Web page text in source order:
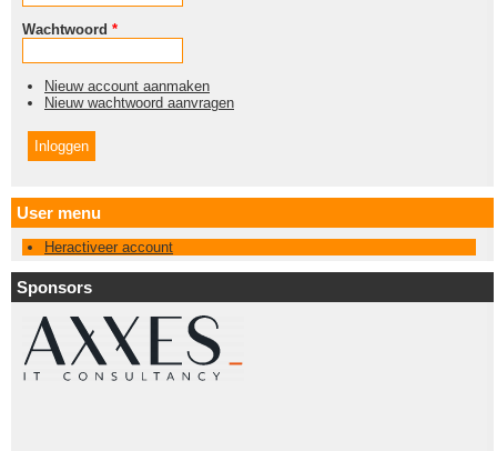
Wachtwoord *
Nieuw account aanmaken
Nieuw wachtwoord aanvragen
User menu
Heractiveer account
Sponsors